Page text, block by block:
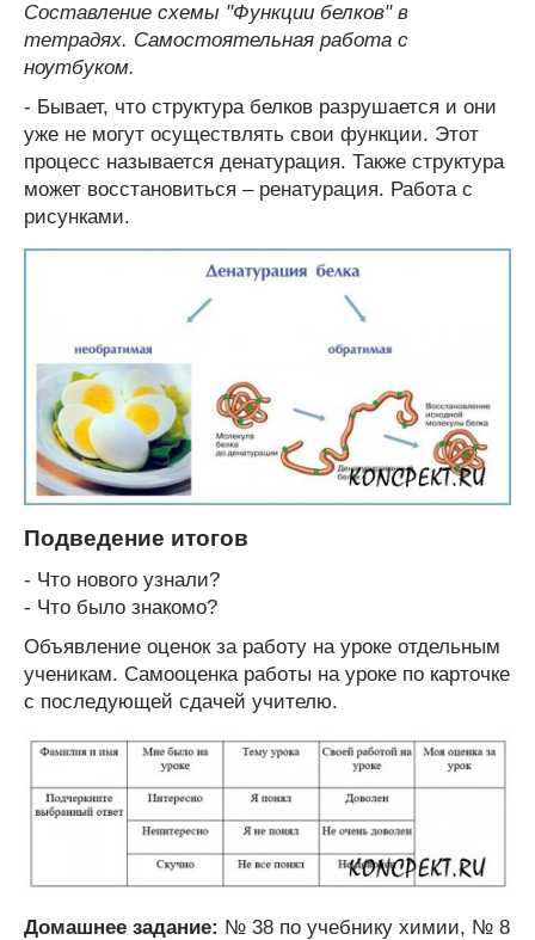
Составление схемы "Функции белков" в
тетрадях. Самостоятельная работа с
ноутбуком.
- Бывает, что структура белков разрушается и они
уже не могут осуществлять свои функции. Этот
процесс называется денатурация. Также структура
может восстановиться – ренатурация. Работа с
рисунками.
Подведение итогов
- Что нового узнали?
- Что было знакомо?
Объявление оценок за работу на уроке отдельным
ученикам. Самооценка работы на уроке по карточке
с последующей сдачей учителю.
Домашнее задание: № 38 по учебнику химии, № 8